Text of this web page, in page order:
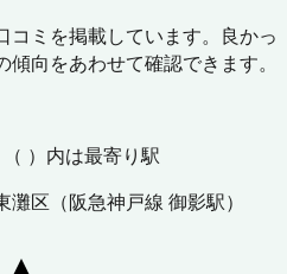
コミを掲載しています。良かっ
向をあわせて確認できます。
）内は最寄り駅
灘区 （阪急神戸線 御影駅）